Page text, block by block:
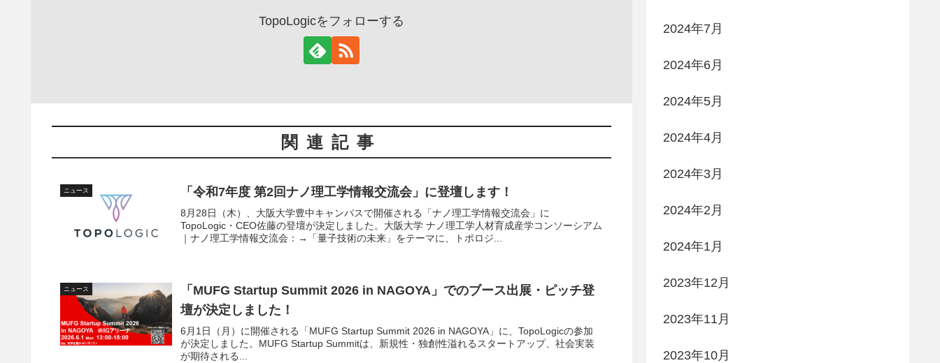
TopoLogicをフォローする
関連記事
ニュース 「令和7年度 第2回ナノ理工学情報交流会」に登壇します！
8月28日（木）、大阪大学豊中キャンパスで開催される「ナノ理工学情報交流会」に
TopoLogic・CEO佐藤の登壇が決定しました。大阪大学 ナノ理工学人材育成産学コンソーシアム
｜ナノ理工学情報交流会：→「量子技術の未来」をテーマに、トポロジ...
ニュース
「MUFG Startup Summit 2026 in NAGOYA」でのブース出展・ピッチ登
壇が決定しました！
6月1日（月）に開催される「MUFG Startup Summit 2026 in NAGOYA」に、TopoLogicの参加
が決定しました。MUFG Startup Summitは、新規性・独創性溢れるスタートアップ、社会実装
が期待される...
2024年7月
2024年6月
2024年5月
2024年4月
2024年3月
2024年2月
2024年1月
2023年12月
2023年11月
2023年10月